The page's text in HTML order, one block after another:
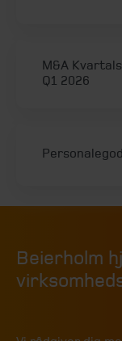
M&A
Q1 2026
Beierholm